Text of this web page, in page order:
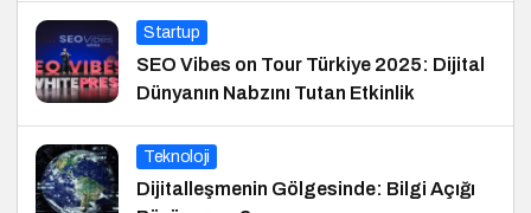
Startup
SEO Vibes on Tour Türkiye 2025: Dijital
Dünyanın Nabzını Tutan Etkinlik
Teknoloji
Dijitalleşmenin Gölgesinde: Bilgi Açığı